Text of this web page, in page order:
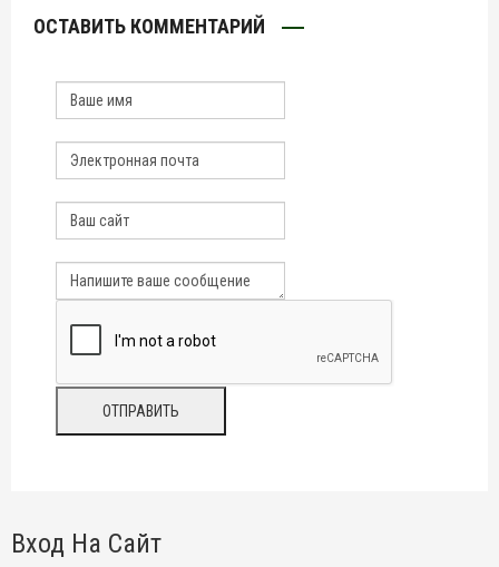
ОСТАВИТЬ КОММЕНТАРИЙ
Вход На Сайт